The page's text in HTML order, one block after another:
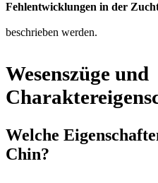
Fehlentwicklungen in der
beschrieben werden.
Wesenszüge und
Welche
Chin?